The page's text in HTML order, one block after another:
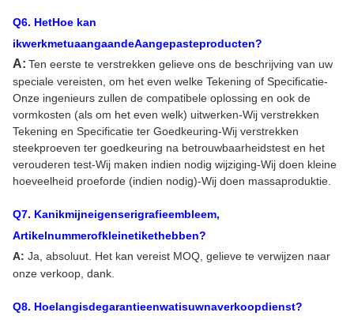
Q6. HetHoe kan
ikwerkmetuaangaandeAangepasteproducten?
A: Ten eerste te verstrekken gelieve ons de beschrijving van uw
speciale vereisten, om het even welke Tekening of Specificatie-
Onze ingenieurs zullen de compatibele oplossing en ook de
vormkosten (als om het even welk) uitwerken-Wij verstrekken
Tekening en Specificatie ter Goedkeuring-Wij verstrekken
steekproeven ter goedkeuring na betrouwbaarheidstest en het
verouderen test-Wij maken indien nodig wijziging-Wij doen kleine
hoeveelheid proeforde (indien nodig)-Wij doen massaproduktie.
Q7. Kanikmijneigenserigrafieembleem,
Artikelnummerofkleinetikethebben?
A: Ja, absoluut. Het kan vereist MOQ, gelieve te verwijzen naar
onze verkoop, dank.
Q8. Hoelangisdegarantieenwatisuwnaverkoopdienst?